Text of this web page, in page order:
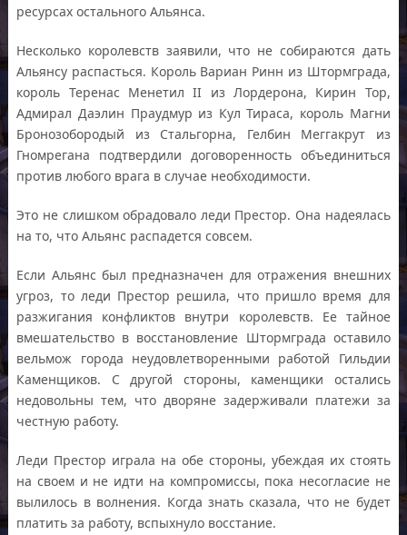
ресурсах остального Альянса.
Несколько королевств заявили, что не собираются дать
Альянсу распасться. Король Вариан Ринн из Штормграда,
король Теренас Менетил II из Лордерона, Кирин Тор,
Адмирал Даэлин Праудмур из Кул Тираса, король Магни
Бронозобородый из Стальгорна, Гелбин Меггакрут из
Гномрегана подтвердили договоренность объединиться
против любого врага в случае необходимости.
Это не слишком обрадовало леди Престор. Она надеялась
на то, что Альянс распадется совсем.
Если Альянс был предназначен для отражения внешних
угроз, то леди Престор решила, что пришло время для
разжигания конфликтов внутри королевств. Ее тайное
вмешательство в восстановление Штормграда оставило
вельмож города неудовлетворенными работой Гильдии
Каменщиков. С другой стороны, каменщики остались
недовольны тем, что дворяне задерживали платежи за
честную работу.
Леди Престор играла на обе стороны, убеждая их стоять
на своем и не идти на компромиссы, пока несогласие не
вылилось в волнения. Когда знать сказала, что не будет
платить за работу, вспыхнуло восстание.